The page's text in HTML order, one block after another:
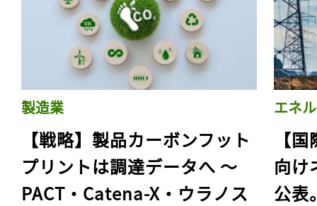
製造業
【戦略】製品カーボンフット
プリントは調達データへ 〜
PACT・Catena-X・ウラノス
エネ
【
向け
公表